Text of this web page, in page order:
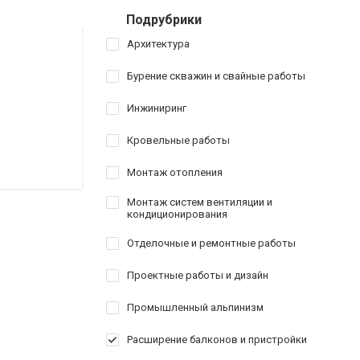
Подрубрики
Архитектура
Бурение скважин и свайные работы
Инжиниринг
Кровельные работы
Монтаж отопления
Монтаж систем вентиляции и
кондиционирования
Отделочные и ремонтные работы
Проектные работы и дизайн
Промышленный альпинизм
Расширение балконов и пристройки